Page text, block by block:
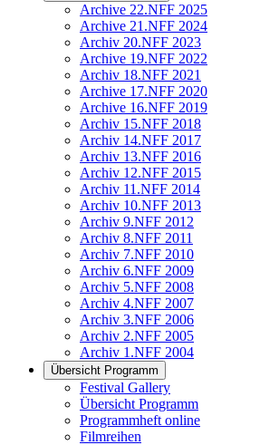
Archive 22.NFF 2025
Archive 21.NFF 2024
Archiv 20.NFF 2023
Archive 19.NFF 2022
Archiv 18.NFF 2021
Archive 17.NFF 2020
Archive 16.NFF 2019
Archiv 15.NFF 2018
Archiv 14.NFF 2017
Archiv 13.NFF 2016
Archiv 12.NFF 2015
Archiv 11.NFF 2014
Archiv 10.NFF 2013
Archiv 9.NFF 2012
Archiv 8.NFF 2011
Archiv 7.NFF 2010
Archiv 6.NFF 2009
Archiv 5.NFF 2008
Archiv 4.NFF 2007
Archiv 3.NFF 2006
Archiv 2.NFF 2005
Archiv 1.NFF 2004
Übersicht Programm
Festival Gallery
Übersicht Programm
Programmheft online
Filmreihen